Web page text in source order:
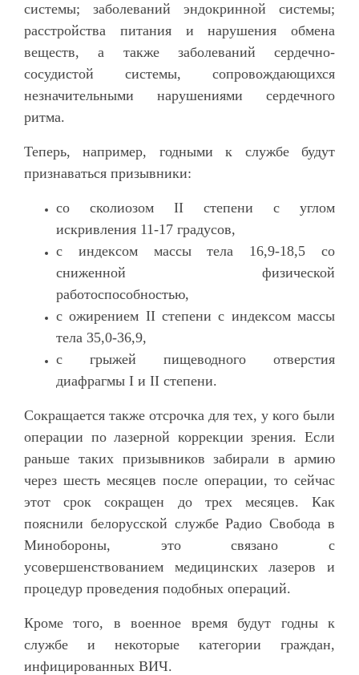
системы; заболеваний эндокринной системы;
расстройства питания и нарушения обмена
веществ, а также заболеваний сердечно-
сосудистой системы, сопровождающихся
незначительными нарушениями сердечного
ритма.
Теперь, например, годными к службе будут
признаваться призывники:
со сколиозом II степени с углом
искривления 11-17 градусов,
с индексом массы тела 16,9-18,5 со
сниженной физической
работоспособностью,
с ожирением II степени с индексом массы
тела 35,0-36,9,
с грыжей пищеводного отверстия
диафрагмы I и II степени.
Сокращается также отсрочка для тех, у кого были
операции по лазерной коррекции зрения. Если
раньше таких призывников забирали в армию
через шесть месяцев после операции, то сейчас
этот срок сокращен до трех месяцев. Как
пояснили белорусской службе Радио Свобода в
Минобороны, это связано с
усовершенствованием медицинских лазеров и
процедур проведения подобных операций.
Кроме того, в военное время будут годны к
службе и некоторые категории граждан,
инфицированных ВИЧ.